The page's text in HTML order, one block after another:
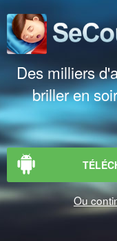
Des milliers
briller en
Ou